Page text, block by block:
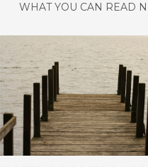
WHAT YOU CAN READ